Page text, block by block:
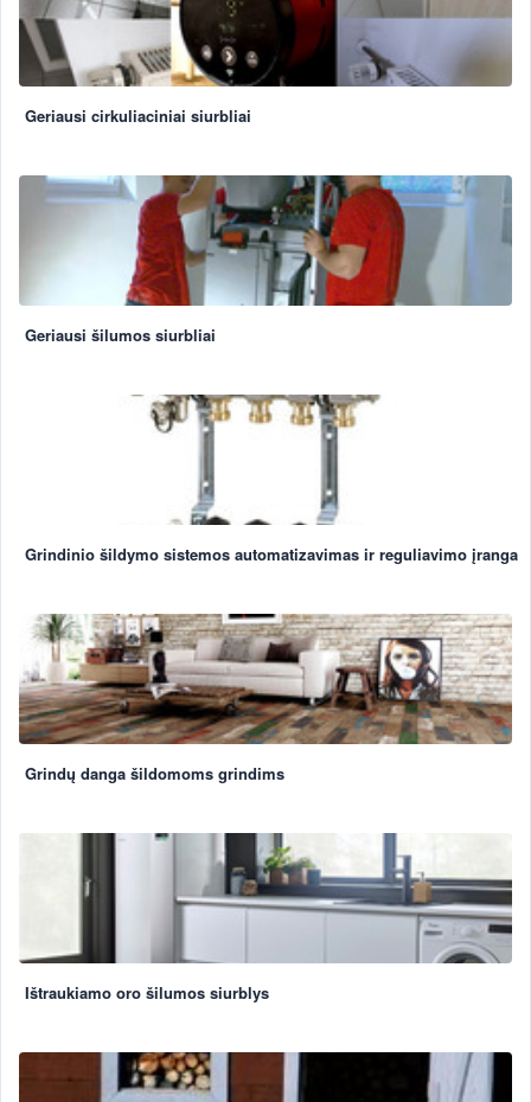
Geriausi cirkuliaciniai siurbliai
Geriausi šilumos siurbliai
Grindinio šildymo sistemos automatizavimas ir reguliavimo įranga
Grindų danga šildomoms grindims
Ištraukiamo oro šilumos siurblys